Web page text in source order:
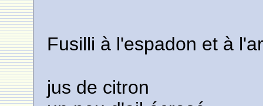
Fusilli à l'espadon et à
jus de citron